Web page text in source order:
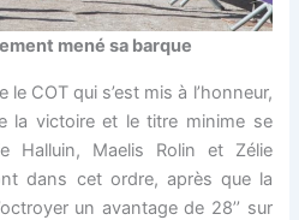
mené sa barque
le COT qui s’est mis à l’honneur,
la victoire et le titre minime se
Halluin, Maelis Rolin et Zélie
dans cet ordre, après que la
un avantage de 28’’ sur